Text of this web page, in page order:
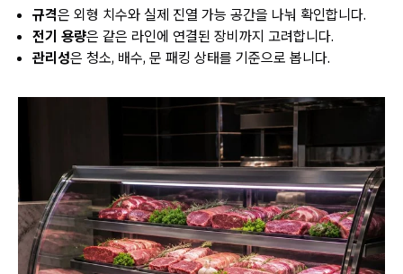
규격은 외형 치수와 실제 진열 가능 공간을 나눠 확인합니다.
전기 용량은 같은 라인에 연결된 장비까지 고려합니다.
관리성은 청소, 배수, 문 패킹 상태를 기준으로 봅니다.